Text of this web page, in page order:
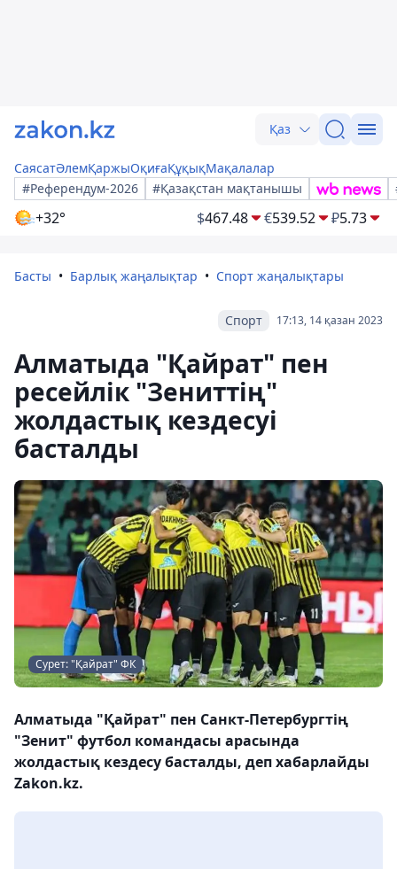
Қаз
СаясатӘлемҚаржыОқиғаҚұқықМақалалар
#Референдум-2026
#Қазақстан мақтанышы
+32° $467.48 €539.52 ₽5.73
Басты Барлық жаңалықтар Спорт жаңалықтары
17:13, 14 қазан 2023
Спорт
Алматыда "Қайрат" пен
ресейлік "Зениттің"
жолдастық кездесуі
басталды
Сурет: "Қайрат" ФК
Алматыда "Қайрат" пен Санкт-Петербургтің
"Зенит" футбол командасы арасында
жолдастық кездесу басталды, деп хабарлайды
Zakon.kz.